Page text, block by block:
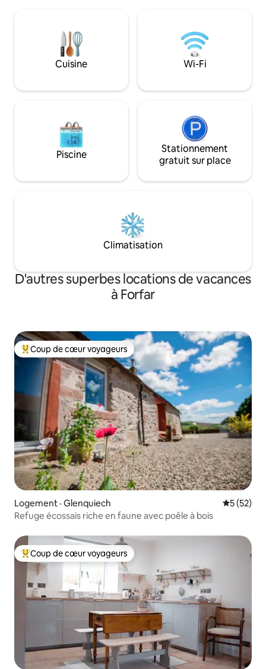
en laine. Les toilettes et la salle de bain
sont en bas de 4 marches, veuillez noter
qu'il n'y a pas de porte de séparation.
Séjour minimum 1 nuit.
offrent certaines
destinations de
d'Écosse. Dundee est à une demi-heure
de route au sud
Cuisine Wi-Fi
Piscine
Stationnement
gratuit sur place
Climatisation
D'autres superbes locations de vacances
à Forfar
Coup de cœur voyageurs parmi les plus aimés
Coup de cœur voyageurs
Logement · Glenquiech Note
5 (52)
Refuge écossais riche en faune avec poêle à bois
Coup de cœur voyageurs parmi les plus aimés
Coup de cœur voyageurs